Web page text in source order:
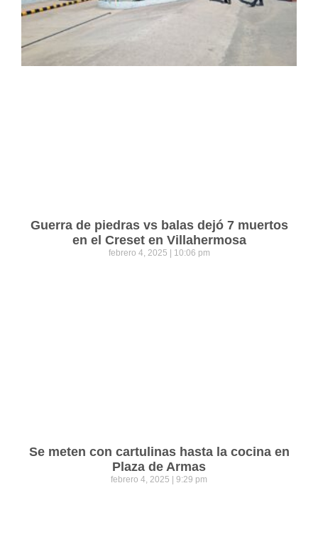
Guerra de piedras vs balas dejó 7 muertos
en el Creset en Villahermosa
febrero 4, 2025 10:06 pm
Se meten con cartulinas hasta la cocina en
Plaza de Armas
febrero 4, 2025 9:29 pm